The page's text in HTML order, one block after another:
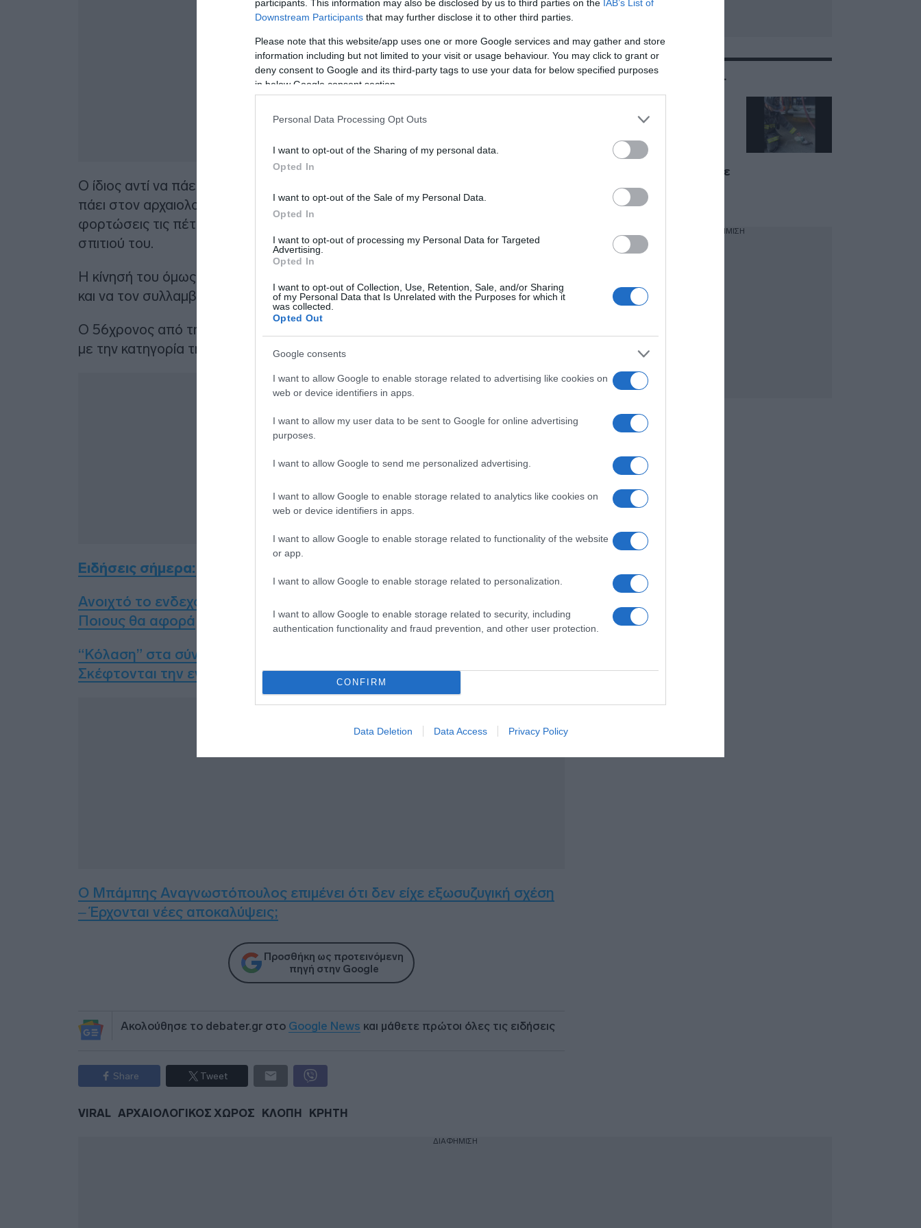
participants. This information may also be disclosed by us to third parties on the IAB’s List of
Downstream Participants that may further disclose it to other third parties.
Please note that this website/app uses one or more Google services and may gather and store
information including but not limited to your visit or usage behaviour. You may click to grant or
deny consent to Google and its third-party tags to use your data for below specified purposes
in below Google consent section.
Personal Data Processing Opt Outs
I want to opt-out of the Sharing of my personal data.
Opted In
I want to opt-out of the Sale of my Personal Data.
Opted In
I want to opt-out of processing my Personal Data for Targeted
Advertising.
Opted In
I want to opt-out of Collection, Use, Retention, Sale, and/or Sharing
of my Personal Data that Is Unrelated with the Purposes for which it
was collected.
Opted Out
Google consents
I want to allow Google to enable storage related to advertising like cookies on
web or device identifiers in apps.
I want to allow my user data to be sent to Google for online advertising
purposes.
I want to allow Google to send me personalized advertising.
I want to allow Google to enable storage related to analytics like cookies on
web or device identifiers in apps.
I want to allow Google to enable storage related to functionality of the website
or app.
I want to allow Google to enable storage related to personalization.
I want to allow Google to enable storage related to security, including
authentication functionality and fraud prevention, and other user protection.
CONFIRM
Data Deletion Data Access Privacy Policy
Ο ίδιος αντί να πάει να αγοράσει τις πέτρες που χρειαζόταν αποφάσισε να
πάει στον αρχαιολογικό χώρο που υπήρχε κοντά στο σπίτι του και να
φορτώσεις τις πέτρες από τις αρχαιότητες για να συνεχίσει το χτίσιμο του
σπιτιού του.
Η κίνησή του όμως έγινε αντιληπτή με τους αστυνομικούς να τον εντοπίζουν
και να τον συλλαμβάνουν.
Ο 56χρονος από την Κρήτη πλέον βρίσκεται αντιμέτωπος με τη δικαιοσύνη
με την κατηγορία της αρχαιοκαπηλίας.
Ειδήσεις σήμερα:
Ανοιχτό το ενδεχόμενο εισόδου στα σούπερ μάρκετ με rapid test –
Ποιους θα αφορά
“Κόλαση” στα σύνορα Λευκορωσίας – Πολωνίας με τους μετανάστες –
Σκέφτονται την ενεργοποίηση του άρθρου 4 του ΝΑΤΟ (vids)
Ο Μπάμπης Αναγνωστόπουλος επιμένει ότι δεν είχε εξωσυζυγική σχέση
– Έρχονται νέες αποκαλύψεις;
Προσθήκη ως προτεινόμενη
πηγή στην Google
Ακολούθησε το debater.gr στο Google News και μάθετε πρώτοι όλες τις ειδήσεις
Share Tweet
VIRAL ΑΡΧΑΙΟΛΟΓΙΚΟΣ ΧΩΡΟΣ ΚΛΟΠΗ ΚΡΗΤΗ
ΣΧΕΤΙΚΑ ΜΕ:VIRAL
δίνουν πρώτες
περιστέρι – Του
έβαλαν μάσκα
οξυγόνου, ξεπέρασε
τα 7 εκατ. views το
βίντεο
ΔΙΑΦΗΜΙΣΗ
ΔΙΑΦΗΜΙΣΗ